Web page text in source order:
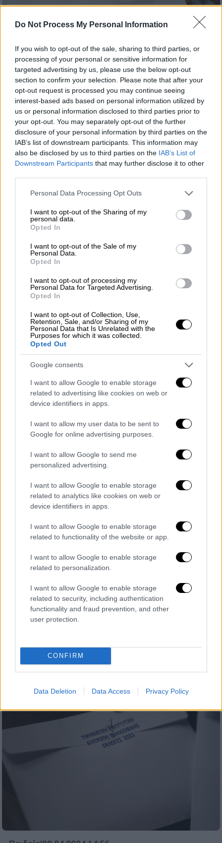
Do Not Process My Personal Information
If you wish to opt-out of the sale, sharing to third parties, or
processing of your personal or sensitive information for
targeted advertising by us, please use the below opt-out
section to confirm your selection. Please note that after your
opt-out request is processed you may continue seeing
interest-based ads based on personal information utilized by
us or personal information disclosed to third parties prior to
your opt-out. You may separately opt-out of the further
disclosure of your personal information by third parties on the
IAB’s list of downstream participants. This information may
also be disclosed by us to third parties on the IAB’s List of
Downstream Participants that may further disclose it to other
Please note that this website/app uses one or more Google
not limited to your visit or usage behaviour. You may click to
grant or deny consent to Google and its third-party tags to
use your data for below specified purposes in below Google
consent section.
Personal Data Processing Opt Outs
I want to opt-out of the Sharing of my
personal data.
Opted In
I want to opt-out of the Sale of my
Personal Data.
Opted In
I want to opt-out of processing my
Personal Data for Targeted Advertising.
Opted In
I want to opt-out of Collection, Use,
Retention, Sale, and/or Sharing of my
Personal Data that Is Unrelated with the
Purposes for which it was collected.
Opted Out
Google consents
I want to allow Google to enable storage
related to advertising like cookies on web or
device identifiers in apps.
I want to allow my user data to be sent to
Google for online advertising purposes.
I want to allow Google to send me
personalized advertising.
I want to allow Google to enable storage
related to analytics like cookies on web or
device identifiers in apps.
I want to allow Google to enable storage
related to functionality of the website or app.
I want to allow Google to enable storage
related to personalization.
I want to allow Google to enable storage
related to security, including authentication
functionality and fraud prevention, and other
user protection.
CONFIRM
Data Deletion Data Access Privacy Policy
Παιδεία|14.05.2025 08:24
σήμερα οι φοιτητές και οι φοιτήτριες
όλης της χώρας
Οι κάλπες άνοιξαν στις 7 το πρωί και θα
παραμείνουν ανοικτές έως τις 7 το
απόγευμα
X-RAY|14.05.2025 06:00
πόρισμα Καρώνη, η ασφάλεια των
τρένων της Siemens και η φρίκη με τις
«σέξι Αγιοβασιλίτσες» σε ιδιωτικά
σχολεία
αναθεωρημένο «Ελλάδα 2.0»
Παιδεία|23.05.2024 09:50
Φοιτητικές εκλογές: Διαφορετικά
αποτελέσματα δίνουν ΠΚΣ και ΔΑΠ-
ΝΔΦΚ
Σύμφωνα και με τις δύο παρατάξεις,
προσήλθαν στις κάλπεις ανήλθε περίπου
στις 50.000.